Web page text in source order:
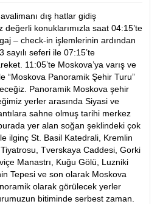
dış hatlar gidiş
değerli konuklarımızla saat 04:15’te
– check-in işlemlerinin ardından
sayılı seferi ile 07:15’te
11:05’te Moskova’ya varış ve
“Moskova Panoramik Şehir Turu”
Panoramik Moskova şehir
yerler arasında Siyasi ve
sahne olmuş tarihi merkez
yer alan soğan şeklindeki çok
ilginç St. Basil Katedrali, Kremlin
Tverskaya Caddesi, Gorki
Manastrı, Kuğu Gölü, Luzniki
Tepesi ve son olarak Moskova
olarak görülecek yerler
bitiminde serbest zaman.